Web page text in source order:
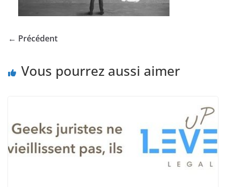
← Précédent
Vous pourrez aussi aimer